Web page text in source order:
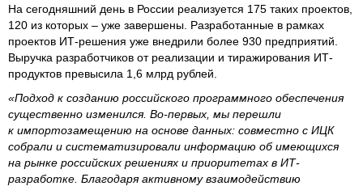
На сегодняшний день в России реализуется 175 таких проектов,
120 из которых – уже завершены. Разработанные в рамках
проектов ИТ-решения уже внедрили более 930 предприятий.
Выручка разработчиков от реализации и тиражирования ИТ-
продуктов превысила 1,6 млрд рублей.
«Подход к созданию российского программного обеспечения
существенно изменился. Во‑первых, мы перешли
к импортозамещению на основе данных: совместно с ИЦК
собрали и систематизировали информацию об имеющихся
на рынке российских решениях и приоритетах в ИТ-
разработке. Благодаря активному взаимодействию